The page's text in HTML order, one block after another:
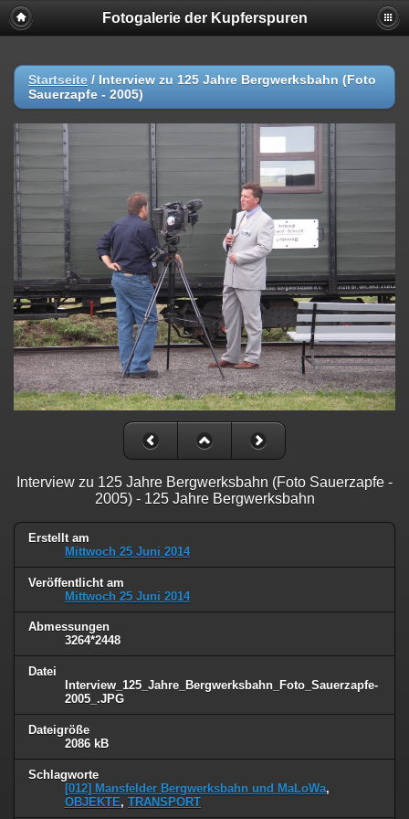
Fotogalerie der Kupferspuren
Startseite / Interview zu 125 Jahre Bergwerksbahn (Foto
Sauerzapfe - 2005)
Interview zu 125 Jahre Bergwerksbahn (Foto Sauerzapfe -
2005) - 125 Jahre Bergwerksbahn
Erstellt am
Mittwoch 25 Juni 2014
Veröffentlicht am
Mittwoch 25 Juni 2014
Abmessungen
3264*2448
Datei
Interview_125_Jahre_Bergwerksbahn_Foto_Sauerzapfe-
2005_.JPG
Dateigröße
2086 kB
Schlagworte
[012] Mansfelder Bergwerksbahn und MaLoWa,
OBJEKTE, TRANSPORT